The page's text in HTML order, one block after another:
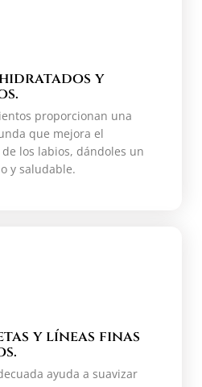
hidratados y
proporcionan una
que mejora el
los labios, dándoles un
y saludable.
y líneas finas
ayuda a suavizar